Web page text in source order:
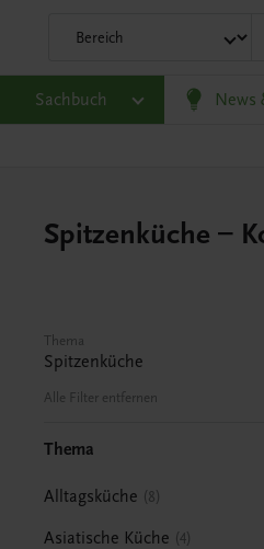
Sachbuch News
Gesellschaft, Politik und
Spitzenküche –
Thema
Spitzenküche
Alle Filter entfernen
Thema
Alltagsküche 8
Asiatische Küche 4